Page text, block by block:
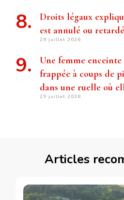
Droits légaux
est annulé ou retardé
29 juillet 2026
Une femme
frappée à coups de
dans une ruelle où
29 juillet 2026
Articles